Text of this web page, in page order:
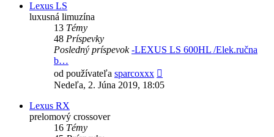
Lexus LS
luxusná limuzína
13 Témy
48 Príspevky
Posledný príspevok -LEXUS LS 600HL /Elek.ručna
b…
od používateľa sparcoxxx
posledný
Nedeľa, 2. Júna 2019, 18:05
Lexus RX
prelomový crossover
16 Témy